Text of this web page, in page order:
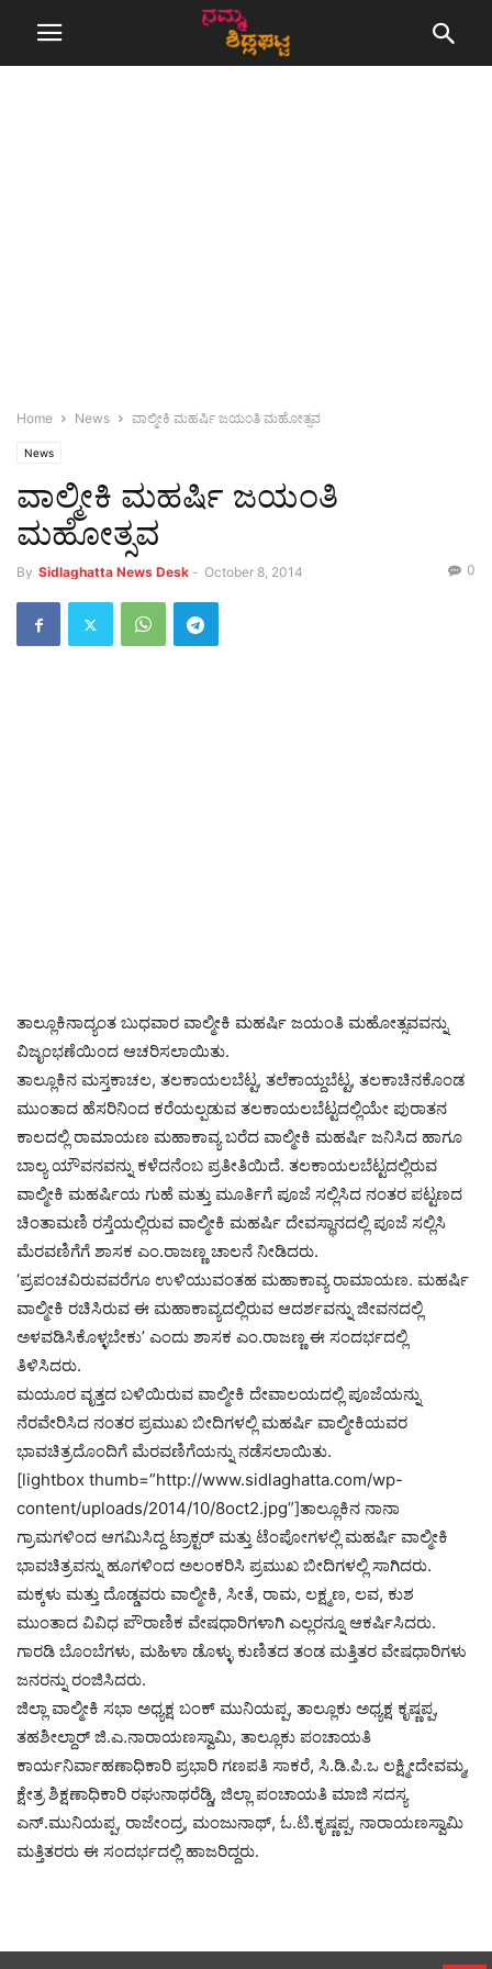
Home News ವಾಲ್ಮೀಕಿ ಮಹರ್ಷಿ ಜಯಂತಿ ಮಹೋತ್ಸವ
News
ವಾಲ್ಮೀಕಿ ಮಹರ್ಷಿ ಜಯಂತಿ
ಮಹೋತ್ಸವ
By Sidlaghatta News Desk - October 8, 2014 0
ತಾಲ್ಲೂಕಿನಾದ್ಯಂತ ಬುಧವಾರ ವಾಲ್ಮೀಕಿ ಮಹರ್ಷಿ ಜಯಂತಿ ಮಹೋತ್ಸವವನ್ನು
ವಿಜೃಂಭಣೆಯಿಂದ ಆಚರಿಸಲಾಯಿತು.
ತಾಲ್ಲೂಕಿನ ಮಸ್ತಕಾಚಲ, ತಲಕಾಯಲಬೆಟ್ಟ, ತಲೆಕಾಯ್ದಬೆಟ್ಟ, ತಲಕಾಚಿನಕೊಂಡ
ಮುಂತಾದ ಹೆಸರಿನಿಂದ ಕರೆಯಲ್ಪಡುವ ತಲಕಾಯಲಬೆಟ್ಟದಲ್ಲಿಯೇ ಪುರಾತನ
ಕಾಲದಲ್ಲಿ ರಾಮಾಯಣ ಮಹಾಕಾವ್ಯ ಬರೆದ ವಾಲ್ಮೀಕಿ ಮಹರ್ಷಿ ಜನಿಸಿದ ಹಾಗೂ
ಬಾಲ್ಯ ಯೌವನವನ್ನು ಕಳೆದನೆಂಬ ಪ್ರತೀತಿಯಿದೆ. ತಲಕಾಯಲಬೆಟ್ಟದಲ್ಲಿರುವ
ವಾಲ್ಮೀಕಿ ಮಹರ್ಷಿಯ ಗುಹೆ ಮತ್ತು ಮೂರ್ತಿಗೆ ಪೂಜೆ ಸಲ್ಲಿಸಿದ ನಂತರ ಪಟ್ಟಣದ
ಚಿಂತಾಮಣಿ ರಸ್ತೆಯಲ್ಲಿರುವ ವಾಲ್ಮೀಕಿ ಮಹರ್ಷಿ ದೇವಸ್ಥಾನದಲ್ಲಿ ಪೂಜೆ ಸಲ್ಲಿಸಿ
ಮೆರವಣಿಗೆಗೆ ಶಾಸಕ ಎಂ.ರಾಜಣ್ಣ ಚಾಲನೆ ನೀಡಿದರು.
‘ಪ್ರಪಂಚವಿರುವವರೆಗೂ ಉಳಿಯುವಂತಹ ಮಹಾಕಾವ್ಯ ರಾಮಾಯಣ. ಮಹರ್ಷಿ
ವಾಲ್ಮೀಕಿ ರಚಿಸಿರುವ ಈ ಮಹಾಕಾವ್ಯದಲ್ಲಿರುವ ಆದರ್ಶವನ್ನು ಜೀವನದಲ್ಲಿ
ಅಳವಡಿಸಿಕೊಳ್ಳಬೇಕು’ ಎಂದು ಶಾಸಕ ಎಂ.ರಾಜಣ್ಣ ಈ ಸಂದರ್ಭದಲ್ಲಿ
ತಿಳಿಸಿದರು.
ಮಯೂರ ವೃತ್ತದ ಬಳಿಯಿರುವ ವಾಲ್ಮೀಕಿ ದೇವಾಲಯದಲ್ಲಿ ಪೂಜೆಯನ್ನು
ನೆರವೇರಿಸಿದ ನಂತರ ಪ್ರಮುಖ ಬೀದಿಗಳಲ್ಲಿ ಮಹರ್ಷಿ ವಾಲ್ಮೀಕಿಯವರ
ಭಾವಚಿತ್ರದೊಂದಿಗೆ ಮೆರವಣಿಗೆಯನ್ನು ನಡೆಸಲಾಯಿತು.
[lightbox thumb=”http://www.sidlaghatta.com/wp-
content/uploads/2014/10/8oct2.jpg”]ತಾಲ್ಲೂಕಿನ ನಾನಾ
ಗ್ರಾಮಗಳಿಂದ ಆಗಮಿಸಿದ್ದ ಟ್ರಾಕ್ಟರ್ ಮತ್ತು ಟೆಂಪೋಗಳಲ್ಲಿ ಮಹರ್ಷಿ ವಾಲ್ಮೀಕಿ
ಭಾವಚಿತ್ರವನ್ನು ಹೂಗಳಿಂದ ಅಲಂಕರಿಸಿ ಪ್ರಮುಖ ಬೀದಿಗಳಲ್ಲಿ ಸಾಗಿದರು.
ಮಕ್ಕಳು ಮತ್ತು ದೊಡ್ಡವರು ವಾಲ್ಮೀಕಿ, ಸೀತೆ, ರಾಮ, ಲಕ್ಷ್ಮಣ, ಲವ, ಕುಶ
ಮುಂತಾದ ವಿವಿಧ ಪೌರಾಣಿಕ ವೇಷಧಾರಿಗಳಾಗಿ ಎಲ್ಲರನ್ನೂ ಆಕರ್ಷಿಸಿದರು.
ಗಾರಡಿ ಬೊಂಬೆಗಳು, ಮಹಿಳಾ ಡೊಳ್ಳು ಕುಣಿತದ ತಂಡ ಮತ್ತಿತರ ವೇಷಧಾರಿಗಳು
ಜನರನ್ನು ರಂಜಿಸಿದರು.
ಜಿಲ್ಲಾ ವಾಲ್ಮೀಕಿ ಸಭಾ ಅಧ್ಯಕ್ಷ ಬಂಕ್‌ ಮುನಿಯಪ್ಪ, ತಾಲ್ಲೂಕು ಅಧ್ಯಕ್ಷ ಕೃಷ್ಣಪ್ಪ,
ತಹಶೀಲ್ದಾರ್‌ ಜಿ.ಎ.ನಾರಾಯಣಸ್ವಾಮಿ, ತಾಲ್ಲೂಕು ಪಂಚಾಯತಿ
ಕಾರ್ಯನಿರ್ವಾಹಣಾಧಿಕಾರಿ ಪ್ರಭಾರಿ ಗಣಪತಿ ಸಾಕರೆ, ಸಿ.ಡಿ.ಪಿ.ಒ ಲಕ್ಷ್ಮೀದೇವಮ್ಮ,
ಕ್ಷೇತ್ರ ಶಿಕ್ಷಣಾಧಿಕಾರಿ ರಘುನಾಥರೆಡ್ಡಿ, ಜಿಲ್ಲಾ ಪಂಚಾಯತಿ ಮಾಜಿ ಸದಸ್ಯ
ಎನ್‌.ಮುನಿಯಪ್ಪ, ರಾಜೇಂದ್ರ, ಮಂಜುನಾಥ್‌, ಓ.ಟಿ.ಕೃಷ್ಣಪ್ಪ, ನಾರಾಯಣಸ್ವಾಮಿ
ಮತ್ತಿತರರು ಈ ಸಂದರ್ಭದಲ್ಲಿ ಹಾಜರಿದ್ದರು.